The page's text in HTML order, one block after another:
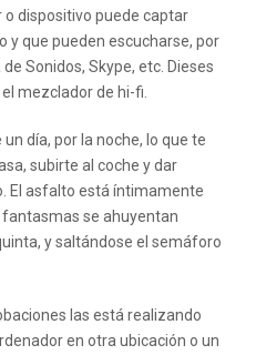
dispositivo puede captar
y que pueden escucharse, por
Sonidos, Skype, etc. Dieses
mezclador de hi-fi.
día, por la noche, lo que te
subirte al coche y dar
El asfalto está íntimamente
fantasmas se ahuyentan
y saltándose el semáforo
las está realizando
en otra ubicación o un